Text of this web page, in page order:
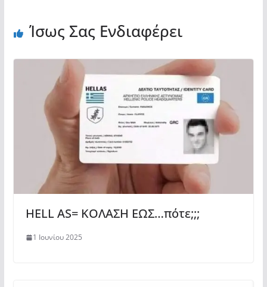
Ίσως Σας Ενδιαφέρει
HELL AS= ΚΟΛΑΣΗ ΕΩΣ…πότε;;;
1 Ιουνίου 2025